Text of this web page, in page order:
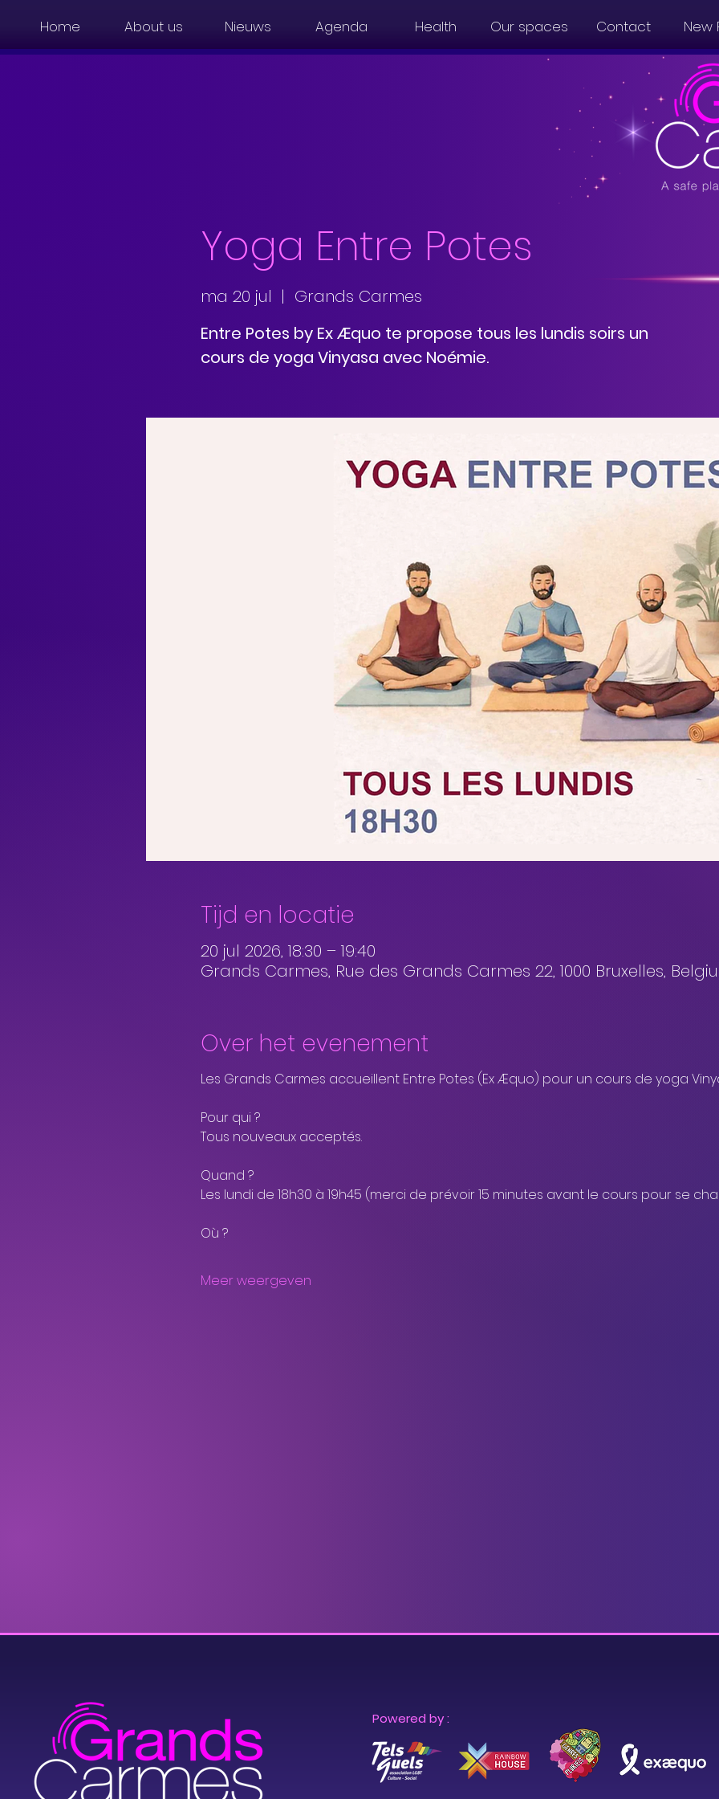
Home About us Nieuws Agenda Health Our spaces Contact New
Yoga Entre Potes
ma 20 jul
  |
Grands Carmes
Entre Potes by Ex Æquo te propose tous les lundis soirs un
cours de yoga Vinyasa avec Noémie.
Tijd en locatie
20 jul 2026, 18:30 – 19:40
Grands Carmes, Rue des Grands Carmes 22, 1000 Bruxelles,
Over het evenement
Les Grands Carmes accueillent Entre Potes (Ex Æquo) pour un cours de yoga
Pour qui ?
Tous nouveaux acceptés.
Quand ?
Les lundi de 18h30 à 19h45 (merci de prévoir 15 minutes avant le cours pour se
Où ?
Meer weergeven
Powered by :